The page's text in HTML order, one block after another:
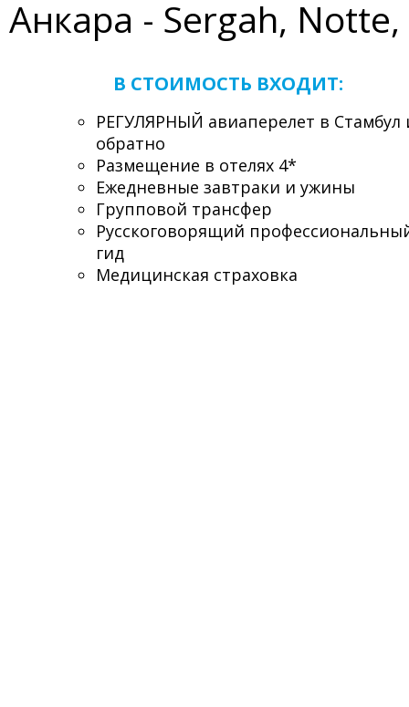
Анкара - Sergah,
В СТОИМОСТЬ ВХОДИТ:
РЕГУЛЯРНЫЙ авиаперелет в Стамбул
обратно
Размещение в отелях 4*
Ежедневные завтраки и ужины
Групповой трансфер
Русскоговорящий
гид
Медицинская страховка